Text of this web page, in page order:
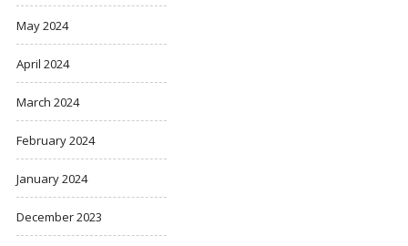
May 2024
April 2024
March 2024
February 2024
January 2024
December 2023